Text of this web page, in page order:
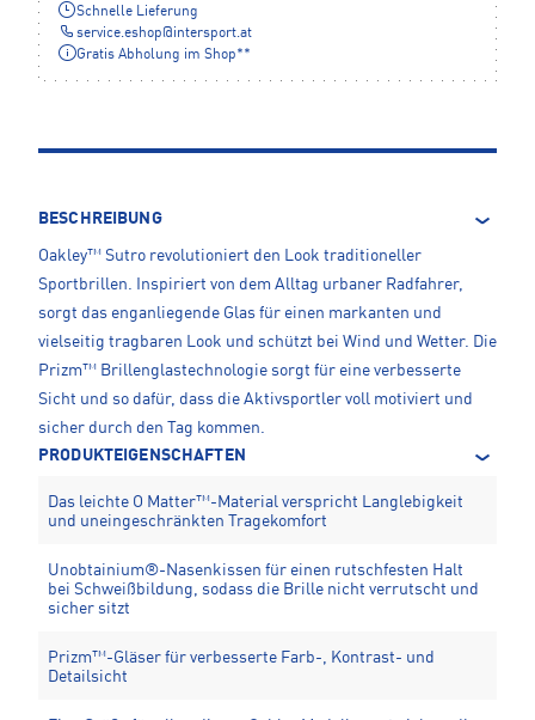
Schnelle Lieferung
service.eshop@intersport.at
Gratis Abholung im Shop**
BESCHREIBUNG
Oakley™ Sutro revolutioniert den Look traditioneller
Sportbrillen. Inspiriert von dem Alltag urbaner Radfahrer,
sorgt das enganliegende Glas für einen markanten und
vielseitig tragbaren Look und schützt bei Wind und Wetter. Die
Prizm™ Brillenglastechnologie sorgt für eine verbesserte
Sicht und so dafür, dass die Aktivsportler voll motiviert und
sicher durch den Tag kommen.
PRODUKTEIGENSCHAFTEN
Das leichte O Matter™-Material verspricht Langlebigkeit
und uneingeschränkten Tragekomfort
Unobtainium®-Nasenkissen für einen rutschfesten Halt
bei Schweißbildung, sodass die Brille nicht verrutscht und
sicher sitzt
Prizm™-Gläser für verbesserte Farb-, Kontrast- und
Detailsicht